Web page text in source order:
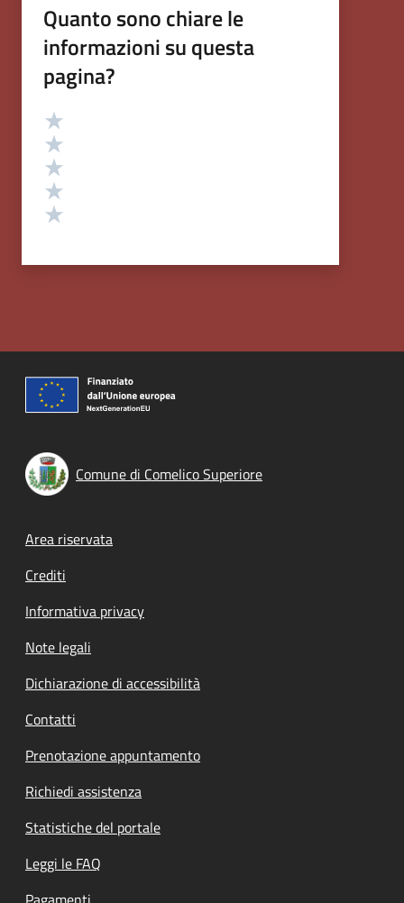
Quanto sono chiare le
informazioni su questa
pagina?
Valutazione
Comune di Comelico Superiore
Footer menu
Area riservata
Crediti
Informativa privacy
Note legali
Dichiarazione di accessibilità
Contatti
Prenotazione appuntamento
Richiedi assistenza
Statistiche del portale
Leggi le FAQ